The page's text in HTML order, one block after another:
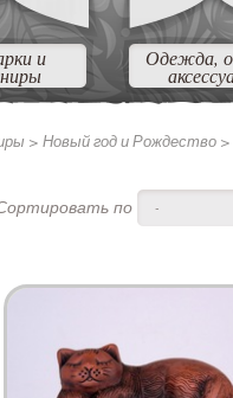
и Одежда,
> Новый год и Рождество >
по -